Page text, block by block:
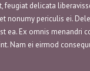
feugiat delicata
nonumy periculis ei.
ea. Ex omnis menandri
Nam ei eirmod